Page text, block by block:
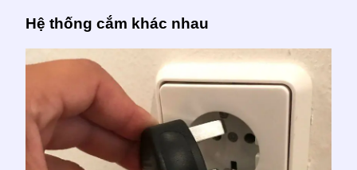
Hệ thống cắm khác nhau